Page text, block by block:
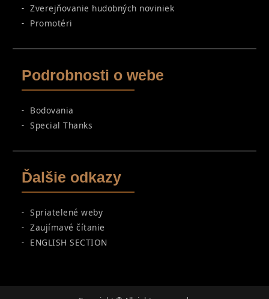
Zverejňovanie hudobných noviniek
Promotéri
Podrobnosti o webe
Bodovania
Special Thanks
Ďalšie odkazy
Spriatelené weby
Zaujímavé čítanie
ENGLISH SECTION